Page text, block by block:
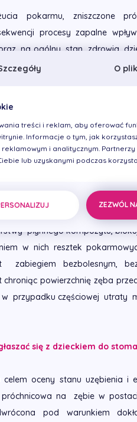
pokarmu, zniszczone
procesy zapalne
na ogólny stan zdrowia
się do prawidłowego
wad zgryzu. Wyleczone
próchnicotwórczych w
się rozwojowi
uszczelnianie bruzd i dołków na
płynnego kompozytu,
w nich resztek
zabiegiem bezbolesnym,
powierzchnię zęba
przypadku częściowej utraty
się z dzieckiem do
oceny stanu uzębienia i
na zębie w
pod warunkiem
O
treści i reklam, aby oferować
Informacje o tym, jak
i analitycznym. Partnerzy
lub uzyskanymi podczas
ZEZWÓL